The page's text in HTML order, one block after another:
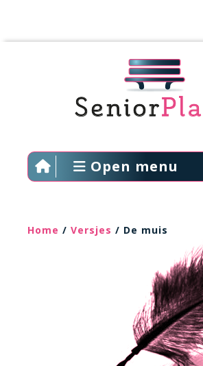
Open menu
Home / Versjes / De muis